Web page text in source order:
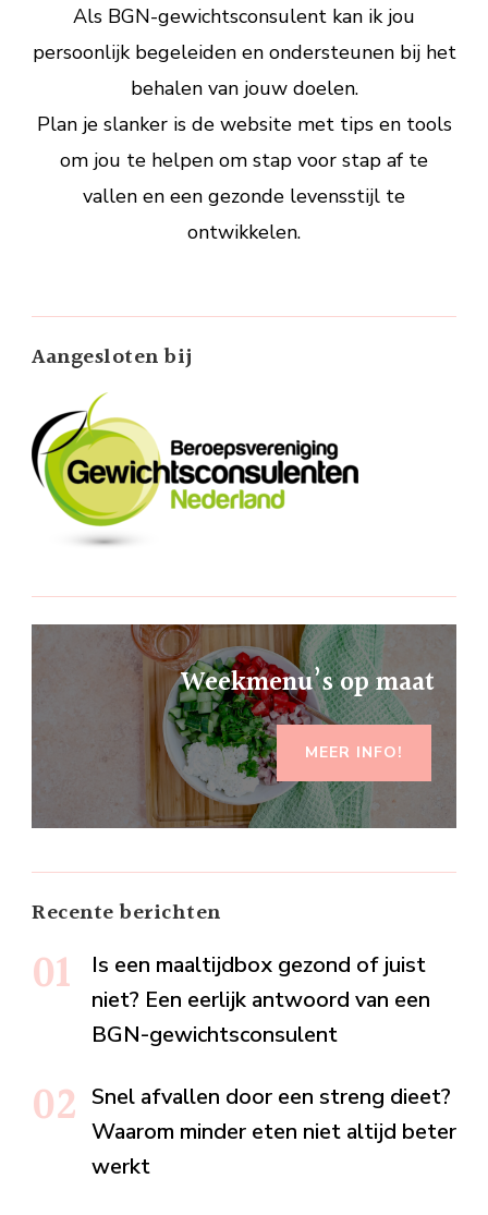
Als BGN-gewichtsconsulent kan ik jou
persoonlijk begeleiden en ondersteunen bij het
behalen van jouw doelen.
Plan je slanker is de website met tips en tools
om jou te helpen om stap voor stap af te
vallen en een gezonde levensstijl te
ontwikkelen.
Aangesloten bij
Weekmenu’s op maat
MEER INFO!
Recente berichten
Is een maaltijdbox gezond of juist
niet? Een eerlijk antwoord van een
BGN-gewichtsconsulent
Snel afvallen door een streng dieet?
Waarom minder eten niet altijd beter
werkt